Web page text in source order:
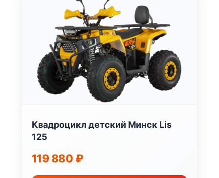
Квадроцикл детский Минск Lis
125
119 880 ₽